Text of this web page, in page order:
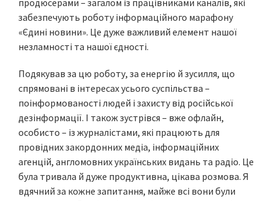
продюсерами – загалом із працівниками каналів, які
забезпечують роботу інформаційного марафону
«Єдині новини». Це дуже важливий елемент нашої
незламності та нашої єдності.
Подякував за цю роботу, за енергію й зусилля, що
спрямовані в інтересах усього суспільства –
поінформованості людей і захисту від російської
дезінформації. І також зустрівся – вже офлайн,
особисто – із журналістами, які працюють для
провідних закордонних медіа, інформаційних
агенцій, англомовних українських видань та радіо. Це
була тривала й дуже продуктивна, цікава розмова. Я
вдячний за кожне запитання, майже всі вони були